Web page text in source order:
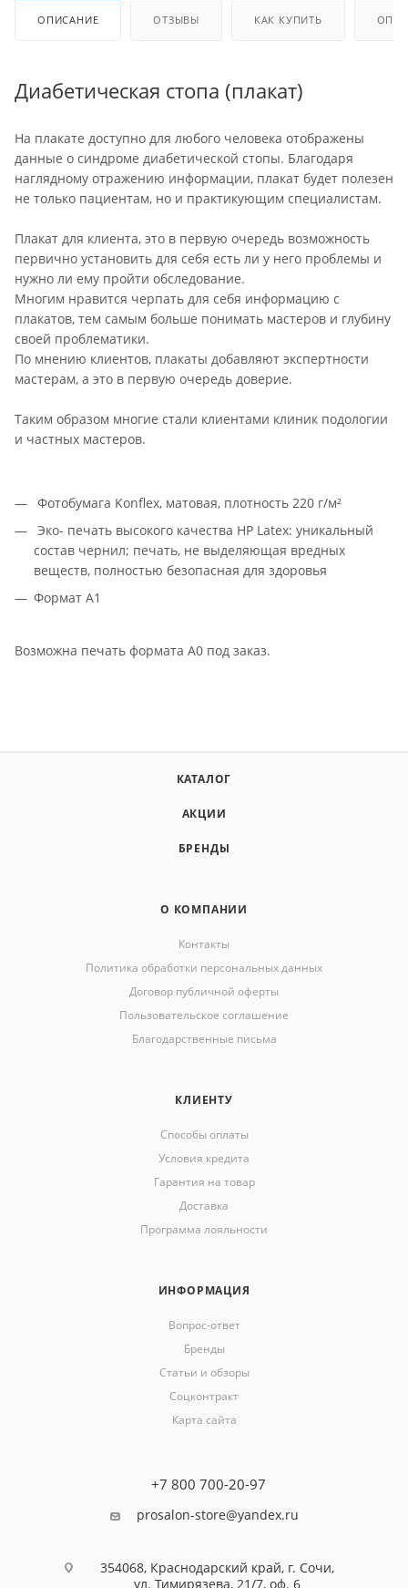
ОПИСАНИЕ ОТЗЫВЫ КАК КУПИТЬ
Диабетическая стопа (плакат)
На плакате доступно для любого человека отображены
данные о синдроме диабетической стопы. Благодаря
наглядному отражению информации, плакат будет полезен
не только пациентам, но и практикующим специалистам.
Плакат для клиента, это в первую очередь возможность
первично установить для себя есть ли у него проблемы и
нужно ли ему пройти обследование.
Многим нравится черпать для себя информацию с
плакатов, тем самым больше понимать мастеров и глубину
своей проблематики.
По мнению клиентов, плакаты добавляют экспертности
мастерам, а это в первую очередь доверие.
Таким образом многие стали клиентами клиник подологии
и частных мастеров.
Фотобумага Konflex, матовая, плотность 220 г/м²
Эко- печать высокого качества HP Latex: уникальный
состав чернил; печать, не выделяющая вредных
веществ, полностью безопасная для здоровья
Формат А1
Возможна печать формата A0 под заказ.
КАТАЛОГ
АКЦИИ
БРЕНДЫ
О КОМПАНИИ
Контакты
Политика обработки персональных данных
Договор публичной оферты
Пользовательское соглашение
Благодарственные письма
КЛИЕНТУ
Способы оплаты
Условия кредита
Гарантия на товар
Доставка
Программа лояльности
ИНФОРМАЦИЯ
Вопрос-ответ
Бренды
Статьи и обзоры
Соцконтракт
Карта сайта
+7 800 700-20-97
prosalon-store@yandex.ru
354068, Краснодарский край, г. Сочи,
ул. Тимирязева, 21/7, оф. 6